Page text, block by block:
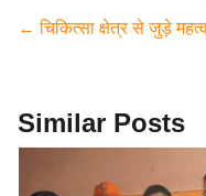
e
o
er s
p
← चिकित्सा क्षेत्र से जुड़े
Similar Posts